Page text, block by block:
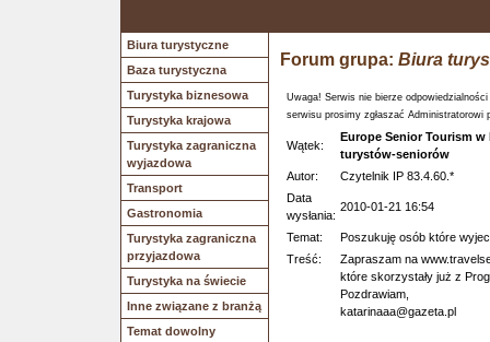
Biura turystyczne
Baza turystyczna
Turystyka biznesowa
Turystyka krajowa
Turystyka zagraniczna
wyjazdowa
Transport
Gastronomia
Turystyka zagraniczna
przyjazdowa
Turystyka na świecie
Inne związane z branżą
Temat dowolny
Forum grupa: Biura
Uwaga! Serwis nie bierze
serwisu prosimy zgłaszać Administratorowi
Wątek:
Europe Senior Tourism
turystów-seniorów
Autor:
Czytelnik IP 83.4.60.*
Data
wysłania:
2010-01-21 16:54
Temat:
Poszukuję osób które
Treść:
Zapraszam na
które skorzystały już z
Pozdrawiam,
katarinaaa@gazeta.pl